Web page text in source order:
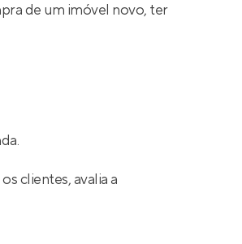
de um imóvel novo, ter
clientes, avalia a